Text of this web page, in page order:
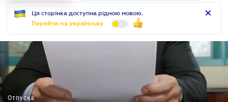
Ця сторінка доступна рідною мовою.
Перейти на українську
Отпуска